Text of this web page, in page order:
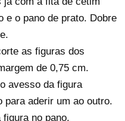
e o pano de prato. Dobre
as figuras dos
de 0,75 cm.
avesso da figura
para aderir um ao outro.
no pano.